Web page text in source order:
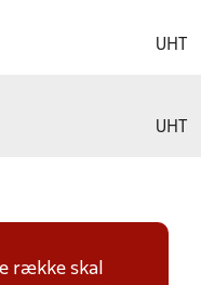
UHT
UHT
række skal